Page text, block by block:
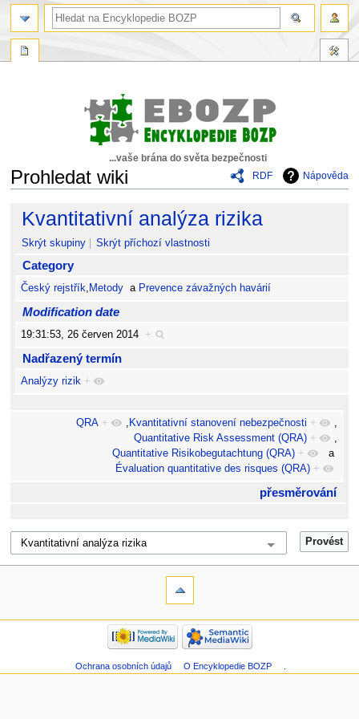
...vaše brána do světa bezpečnosti
RDF
Nápověda
Prohledat wiki
Skočit
navigaci
Skočit
vyhledávání
Kvantitativní analýza rizika
Skrýt skupiny Skrýt příchozí vlastnosti
Category
Český rejstřík, Metody a Prevence závažných havárií
Modification date
19:31:53, 26 červen 2014 +
Nadřazený termín
Analýzy rizik +
QRA + , Kvantitativní stanovení nebezpečnosti +
,
Quantitative Risk Assessment (QRA) +
,
Quantitative Risikobegutachtung (QRA) +
a
Évaluation quantitative des risques (QRA) +
přesměrování
Ochrana osobních údajů O Encyklopedie BOZP